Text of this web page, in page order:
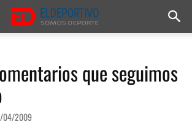
que seguimos
04/2009